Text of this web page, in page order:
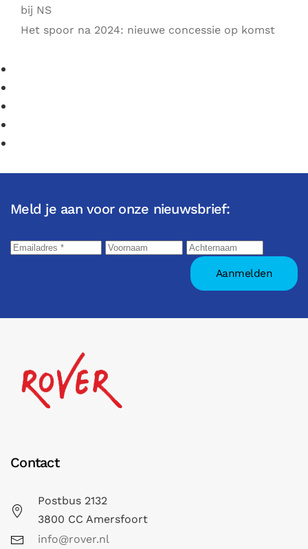
bij NS
Het spoor na 2024: nieuwe concessie op komst
Meld je aan voor onze nieuwsbrief:
Contact
Postbus 2132
3800 CC Amersfoort
info@rover.nl